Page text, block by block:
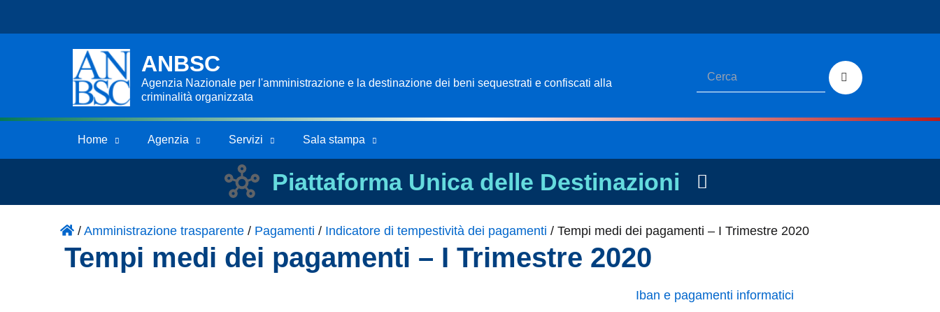
ANBSC
Agenzia Nazionale per l'amministrazione e la destinazione dei beni sequestrati e confiscati alla
criminalità organizzata
Home Agenzia Servizi Sala stampa
Piattaforma Unica delle Destinazioni
/Amministrazione trasparente / Pagamenti / Indicatore di tempestività dei pagamenti /Tempi medi dei pagamenti – I Trimestre 2020
Tempi medi dei pagamenti – I Trimestre 2020
Iban e pagamenti informatici